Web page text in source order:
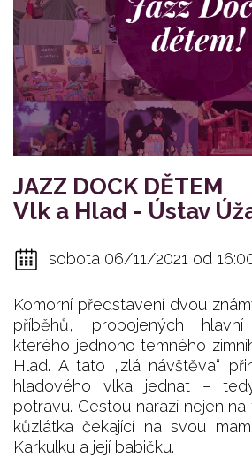
JAZZ DOCK DĚTEM
Vlk a Hlad - Ústav
sobota 06/11/2021 od
Komorní představení dvou
příběhů, propojených
kterého jednoho temného
Hlad. A tato „zlá návštěva“
hladového vlka jednat –
potravu. Cestou narazí nejen
kůzlátka čekající na svou
Karkulku a její babičku.